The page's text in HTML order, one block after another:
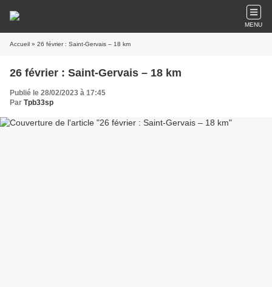
MENU
Accueil » 26 février : Saint-Gervais – 18 km
26 février : Saint-Gervais – 18 km
Publié le 28/02/2023 à 17:45
Par Tpb33sp